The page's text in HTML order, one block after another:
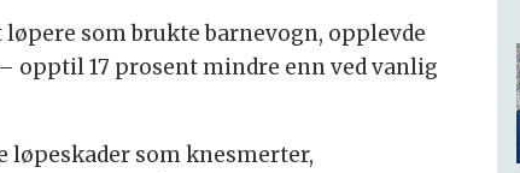
som brukte barnevogn, opplevde
opptil 17 prosent mindre enn ved vanlig
løpeskader som knesmerter,